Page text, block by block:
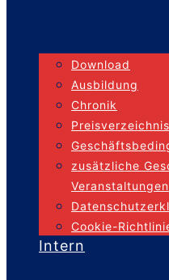
Download
Ausbildung
Chronik
Preisverzeichnis
zusätzliche
Veranstaltungen
Cookie-
Intern